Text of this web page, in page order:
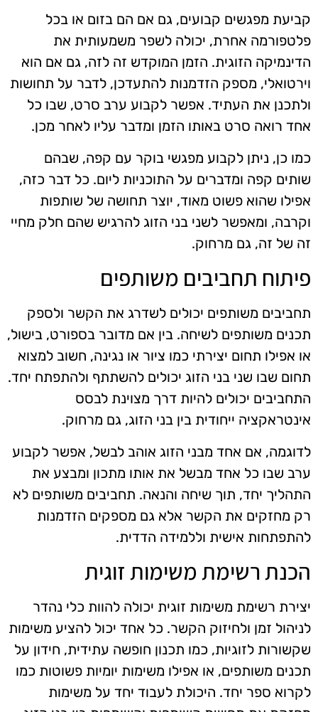
קביעת מפגשים קבועים, גם אם הם בזום או בכל
פלטפורמה אחרת, יכולה לשפר משמעותית את
הדינמיקה הזוגית. הזמן המוקדש זה לזה, גם אם הוא
וירטואלי, מספק הזדמנות להתעדכן, לדבר על תחושות
ולתכנן את העתיד. אפשר לקבוע ערב סרט, שבו כל
אחד רואה סרט באותו הזמן ומדבר עליו לאחר מכן.
כמו כן, ניתן לקבוע מפגשי בוקר עם קפה, שבהם
שותים קפה ומדברים על התוכניות ליום. כל דבר כזה,
אפילו שהוא פשוט מאוד, יוצר תחושה של שותפות
וקרבה, ומאפשר לשני בני הזוג להרגיש שהם חלק מחיי
זה של זה, גם מרחוק.
פיתוח תחביבים משותפים
תחביבים משותפים יכולים לשדרג את הקשר ולספק
תכנים משותפים לשיחה. בין אם מדובר בספורט, בישול,
או אפילו תחום יצירתי כמו ציור או נגינה, חשוב למצוא
תחום שבו שני בני הזוג יכולים להשתתף ולהתפתח יחד.
התחביבים יכולים להיות דרך מצוינת לבסס
אינטראקציה ייחודית בין בני הזוג, גם מרחוק.
לדוגמה, אם אחד מבני הזוג אוהב לבשל, אפשר לקבוע
ערב שבו כל אחד מבשל את אותו מתכון ומבצע את
התהליך יחד, תוך שיחה והנאה. תחביבים משותפים לא
רק מחזקים את הקשר אלא גם מספקים הזדמנות
להתפתחות אישית וללמידה הדדית.
הכנת רשימת משימות זוגית
יצירת רשימת משימות זוגית יכולה להוות כלי נהדר
לניהול זמן ולחיזוק הקשר. כל אחד יכול להציע משימות
שקשורות לזוגיות, כמו תכנון חופשה עתידית, חידון על
תכנים משותפים, או אפילו משימות יומיות פשוטות כמו
לקרוא ספר יחד. היכולת לעבוד יחד על משימות